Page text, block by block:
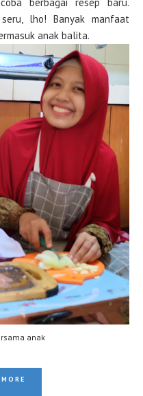
lho! Banyak manfaat
anak balita.
anak